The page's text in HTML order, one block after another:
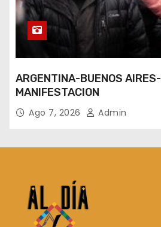
ARGENTINA-BUENOS AIRES-
MANIFESTACION
Ago 7, 2026 Admin